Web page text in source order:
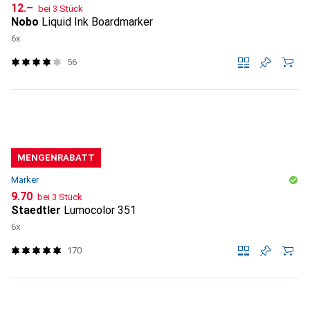
CHF
12.– bei 3 Stück
Nobo Liquid Ink Boardmarker
6x
56
MENGENRABATT
Marker
CHF
9.70 bei 3 Stück
Staedtler Lumocolor 351
6x
170